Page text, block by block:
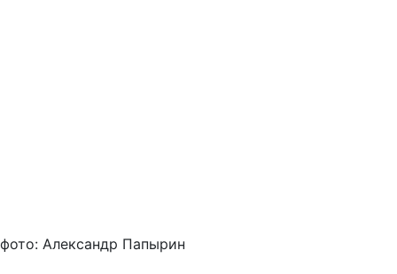
фото: Александр Папырин